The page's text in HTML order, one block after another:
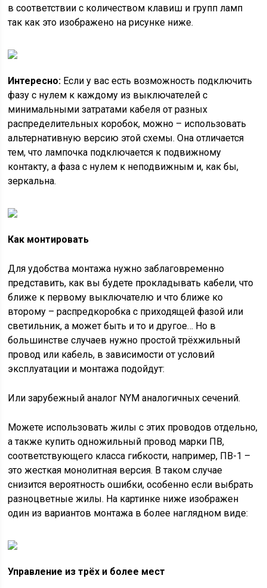
в соответствии с количеством клавиш и групп ламп
так как это изображено на рисунке ниже.
Интересно: Если у вас есть возможность подключить
фазу с нулем к каждому из выключателей с
минимальными затратами кабеля от разных
распределительных коробок, можно – использовать
альтернативную версию этой схемы. Она отличается
тем, что лампочка подключается к подвижному
контакту, а фаза с нулем к неподвижным и, как бы,
зеркальна.
Как монтировать
Для удобства монтажа нужно заблаговременно
представить, как вы будете прокладывать кабели, что
ближе к первому выключателю и что ближе ко
второму – распредкоробка с приходящей фазой или
светильник, а может быть и то и другое… Но в
большинстве случаев нужно простой трёхжильный
провод или кабель, в зависимости от условий
эксплуатации и монтажа подойдут:
Или зарубежный аналог NYM аналогичных сечений.
Можете использовать жилы с этих проводов отдельно,
а также купить одножильный провод марки ПВ,
соответствующего класса гибкости, например, ПВ-1 –
это жесткая монолитная версия. В таком случае
снизится вероятность ошибки, особенно если выбрать
разноцветные жилы. На картинке ниже изображен
один из вариантов монтажа в более наглядном виде:
Управление из трёх и более мест